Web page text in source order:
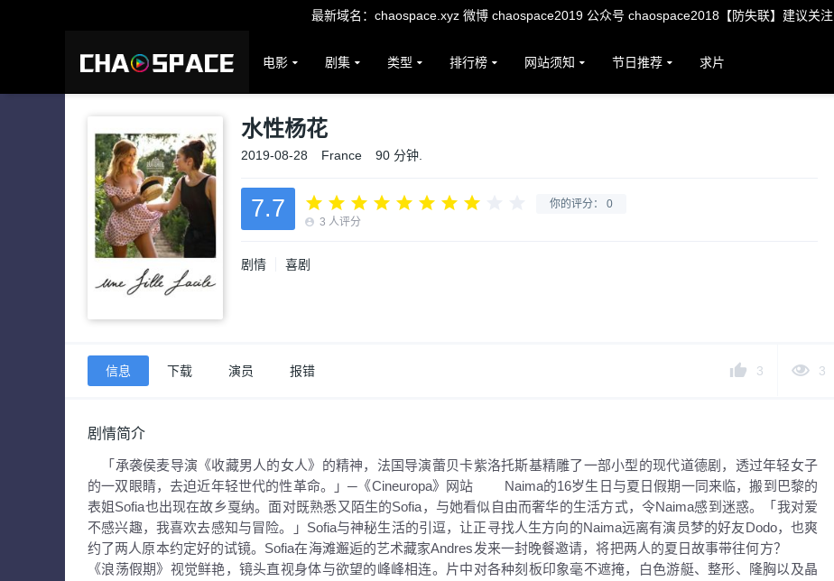
最新域名：chaospace.xyz 微博 chaospace2019 公众号 chaospace2018【防失联】建议关注
电影 剧集 类型 排行榜 网站须知 节日推荐 求片
水性杨花
2019-08-28 France 90 分钟.
你的评分： 0
7.7 3 人评分
剧情 喜剧
3 3
信息 下载 演员 报错
剧情简介
「承袭侯麦导演《收藏男人的女人》的精神，法国导演蕾贝卡紫洛托斯基精雕了一部小型的现代道德剧，透过年轻女子
的一双眼睛，去迫近年轻世代的性革命。」─《Cineuropa》网站 Naima的16岁生日与夏日假期一同来临，搬到巴黎的
表姐Sofia也出现在故乡戛纳。面对既熟悉又陌生的Sofia，与她看似自由而奢华的生活方式，令Naima感到迷惑。「我对爱
不感兴趣，我喜欢去感知与冒险。」Sofia与神秘生活的引逗，让正寻找人生方向的Naima远离有演员梦的好友Dodo，也爽
约了两人原本约定好的试镜。Sofia在海滩邂逅的艺术藏家Andres发来一封晚餐邀请，将把两人的夏日故事带往何方？
《浪荡假期》视觉鲜艳，镜头直视身体与欲望的峰峰相连。片中对各种刻板印象毫不遮掩，白色游艇、整形、隆胸以及晶